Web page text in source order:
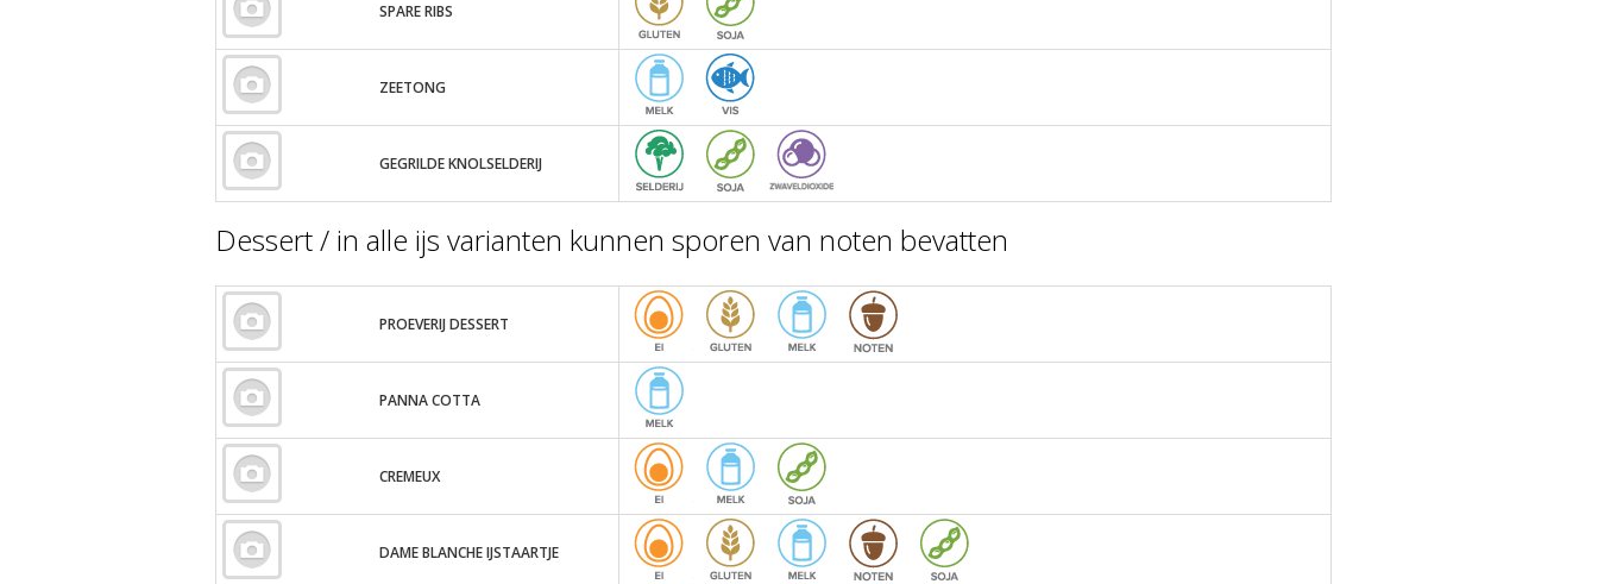
SPARE RIBS
ZEETONG
GEGRILDE KNOLSELDERIJ
Dessert / in alle ijs varianten kunnen sporen van noten bevatten
PROEVERIJ DESSERT
PANNA COTTA
CREMEUX
DAME BLANCHE IJSTAARTJE